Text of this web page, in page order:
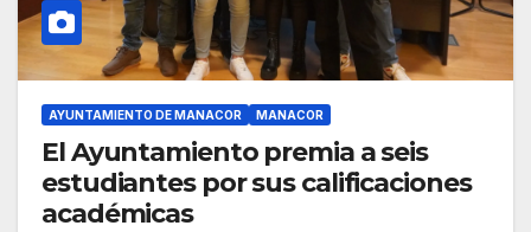
AYUNTAMIENTO DE MANACOR MANACOR
El Ayuntamiento premia a seis
estudiantes por sus calificaciones
académicas